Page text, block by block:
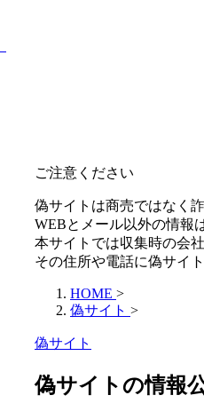
ご注意ください
偽サイトは商売ではなく
WEBとメール以外の情報
本サイトでは収集時の会
その住所や電話に偽サイ
HOME >
偽サイト >
偽サイト
偽サイトの情報